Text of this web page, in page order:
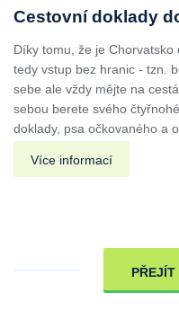
Cestovní doklady
Díky tomu, že je
tedy vstup bez hranic - tzn.
sebe ale vždy mějte na
sebou berete svého
doklady, psa očkovaného a
Více informací
PŘEJÍT